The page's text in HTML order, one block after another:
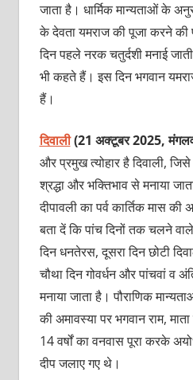
जाता है। धार्मिक मान्यताओं के
के देवता यमराज की पूजा करने की
दिन पहले नरक चतुर्दशी मनाई
भी कहते हैं। इस दिन भगवान
हैं।
दिवाली(21 अक्टूबर 2025,
और प्रमुख त्योहार है दिवाली,
श्रद्धा और भक्तिभाव से मनाया
दीपावली का पर्व कार्तिक मास
बता दें कि पांच दिनों तक चलने
दिन धनतेरस, दूसरा दिन छोटी
चौथा दिन गोवर्धन और पांचवां व
मनाया जाता है। पौराणिक
की अमावस्या पर भगवान राम,
14 वर्षों का वनवास पूरा करके
दीप जलाए गए थे।